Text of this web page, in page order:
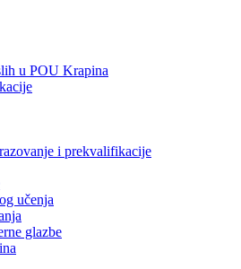
u POU Krapina
i prekvalifikacije
učenja
glazbe